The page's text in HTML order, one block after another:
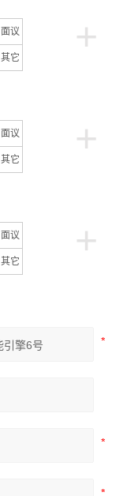
+
面议
其它
+
面议
其它
+
面议
其它